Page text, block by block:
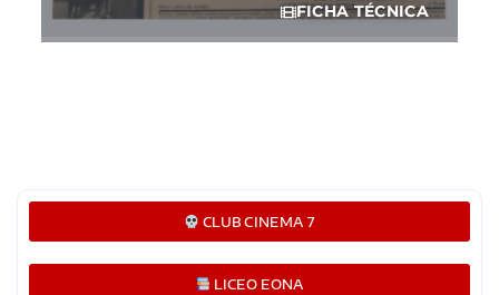
FICHA TÉCNICA
CLUB CINEMA 7
LICEO EONA